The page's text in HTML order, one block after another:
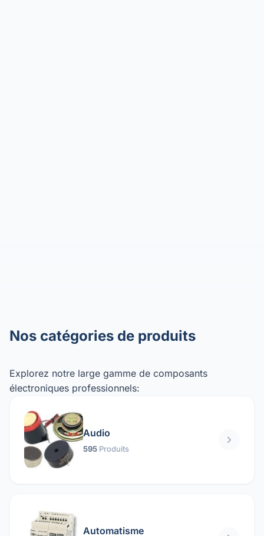
Nos catégories de produits
Explorez notre large gamme de composants
électroniques professionnels:
Audio
595 Produits
Automatisme